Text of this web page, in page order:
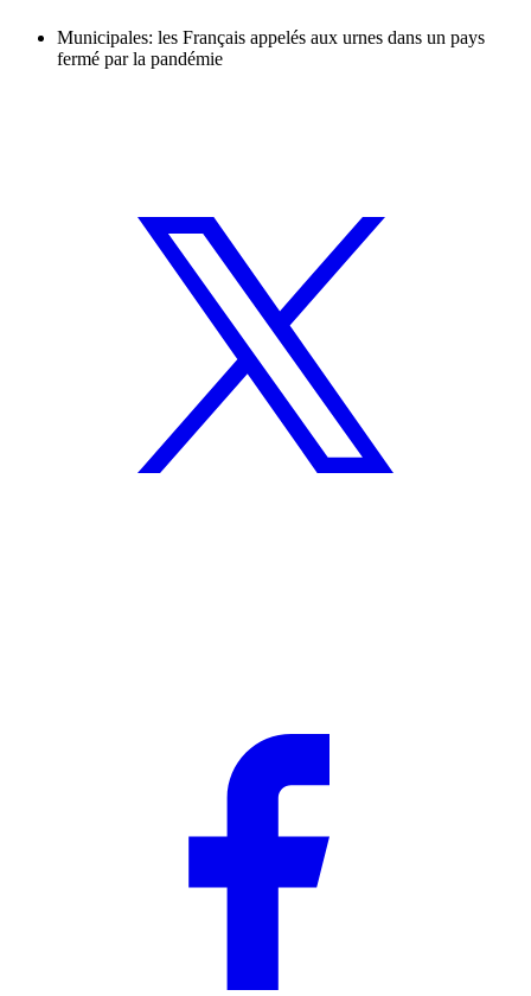
Municipales: les Français appelés aux urnes dans un pays
fermé par la pandémie